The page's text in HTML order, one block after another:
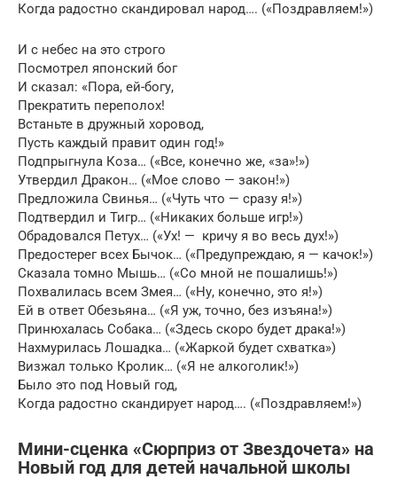
Когда радостно скандировал народ…. («Поздравляем!»)
И с небес на это строго
Посмотрел японский бог
И сказал: «Пора, ей-богу,
Прекратить переполох!
Встаньте в дружный хоровод,
Пусть каждый правит один год!»
Подпрыгнула Коза… («Все, конечно же, «за»!»)
Утвердил Дракон… («Мое слово — закон!»)
Предложила Свинья… («Чуть что — сразу я!»)
Подтвердил и Тигр… («Никаких больше игр!»)
Обрадовался Петух… («Ух! — кричу я во весь дух!»)
Предостерег всех Бычок… («Предупреждаю, я — качок!»)
Сказала томно Мышь… («Со мной не пошалишь!»)
Похвалилась всем Змея… («Ну, конечно, это я!»)
Ей в ответ Обезьяна… («Я уж, точно, без изъяна!»)
Принюхалась Собака… («Здесь скоро будет драка!»)
Нахмурилась Лошадка… («Жаркой будет схватка»)
Визжал только Кролик… («Я не алкоголик!»)
Было это под Новый год,
Когда радостно скандирует народ…. («Поздравляем!»)
Мини-сценка «Сюрприз от Звездочета» на
Новый год для детей начальной школы